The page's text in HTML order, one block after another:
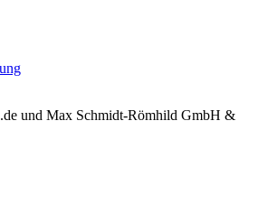
und Max Schmidt-Römhild GmbH &